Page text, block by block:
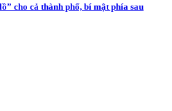
cho cả thành phố, bí mật phía sau